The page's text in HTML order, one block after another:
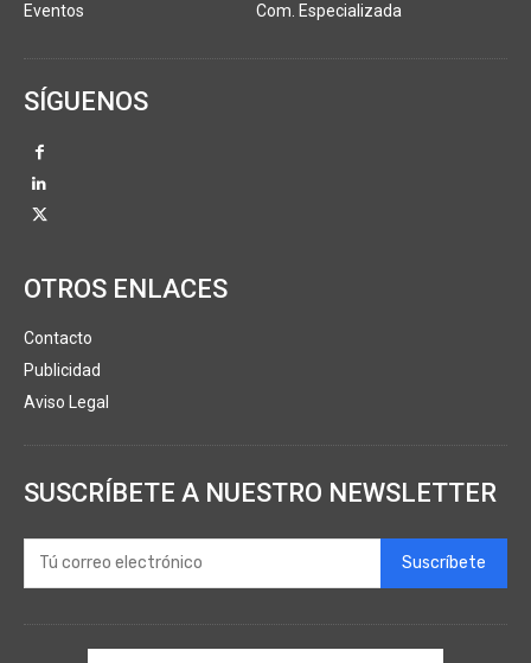
Eventos
Com. Especializada
SÍGUENOS
OTROS ENLACES
Contacto
Publicidad
Aviso Legal
SUSCRÍBETE A NUESTRO NEWSLETTER
Suscríbete